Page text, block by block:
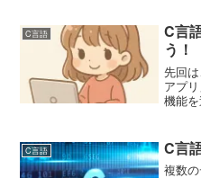
とが
現わ
C言語
C言
う！
先回
アプ
機能
ver.2(
C言語 C言
複数